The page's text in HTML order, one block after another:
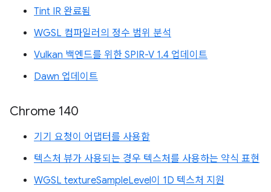
Tint IR 완료됨
WGSL 컴파일러의 정수 범위 분석
Vulkan 백엔드를 위한 SPIR-V 1.4 업데이트
Dawn 업데이트
Chrome 140
기기 요청이 어댑터를 사용함
텍스처 뷰가 사용되는 경우 텍스처를 사용하는 약식 표현
WGSL textureSampleLevel이 1D 텍스처 지원